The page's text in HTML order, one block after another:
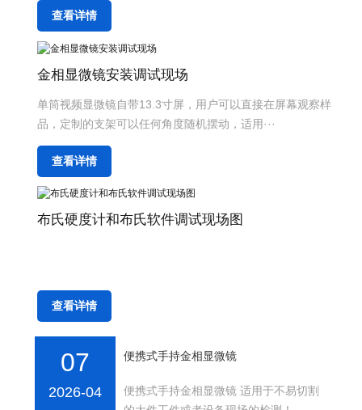
查看详情
金相显微镜安装调试现场
单筒视频显微镜自带13.3寸屏，用户可以直接在屏幕观察样
品，定制的支架可以任何角度随机摆动，适用···
查看详情
布氏硬度计和布氏软件调试现场图
查看详情
07
2026-04
便携式手持金相显微镜
便携式手持金相显微镜 适用于不易切割